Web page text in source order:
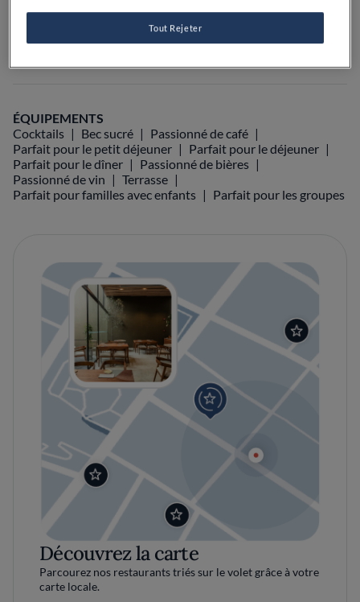
Guide Michelin
ÉQUIPEMENTS
Cocktails
Bec sucré
Passionné de café
Parfait pour le petit déjeuner
Parfait pour le déjeuner
Parfait pour le dîner
Passionné de bières
Passionné de vin
Terrasse
Parfait pour familles avec enfants
Parfait pour les groupes
Découvrez la carte
Parcourez nos restaurants triés sur le volet grâce à votre
carte locale.
Tout Rejeter